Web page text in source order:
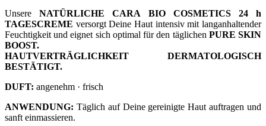
UnsereNATÜRLICHE CARA BIO COSMETICS 24 h
TAGESCREME versorgt Deine Haut intensiv mit langanhaltender
Feuchtigkeit und eignet sich optimal für den täglichen PURE SKIN
BOOST.
HAUTVERTRÄGLICHKEIT DERMATOLOGISCH
BESTÄTIGT.
DUFT: angenehm · frisch
ANWENDUNG: Täglich auf Deine gereinigte Haut auftragen und
sanft einmassieren.